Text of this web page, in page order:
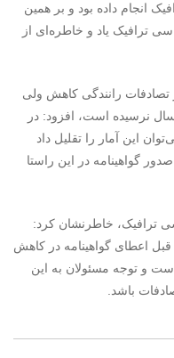
انجام داده بود و بر همین
ترافیک یاد و خاطره‌ای از
تصادفات رانندگی کاهش ولی
هزار فوتی در سال نرسیده است، افزود: در
این آمار را تقلیل داد
گواهینامه در این راستا
ترافیک، خاطرنشان کرد:
اعطای گواهینامه در کاهش
و توجه مسئولان به این
باشد.